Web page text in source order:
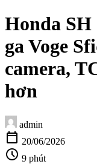
Honda
ga Voge
camera,
hơn
admin
calendar_today 20/06/2026
schedule 9 phút